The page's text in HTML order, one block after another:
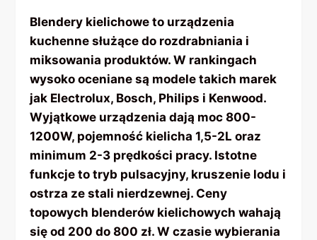
Blendery kielichowe to urządzenia
kuchenne służące do rozdrabniania i
miksowania produktów. W rankingach
wysoko oceniane są modele takich marek
jak Electrolux, Bosch, Philips i Kenwood.
Wyjątkowe urządzenia dają moc 800-
1200W, pojemność kielicha 1,5-2L oraz
minimum 2-3 prędkości pracy. Istotne
funkcje to tryb pulsacyjny, kruszenie lodu i
ostrza ze stali nierdzewnej. Ceny
topowych blenderów kielichowych wahają
się od 200 do 800 zł. W czasie wybierania